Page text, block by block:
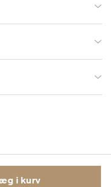
i kurv